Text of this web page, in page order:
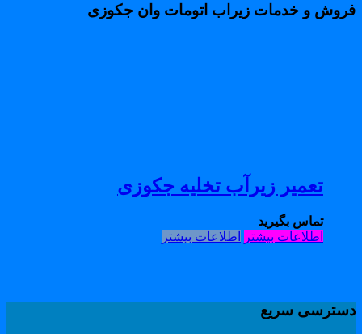
و خدمات زیراب اتومات وان جکوزی
تعمیر زیرآب تخلیه جکوزی
تماس بگیرید
اطلاعات بیشتر اطلاعات بیشتر
سریع